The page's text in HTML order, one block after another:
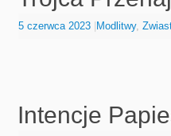
5 czerwca 2023 |Modlitwy,
Intencje